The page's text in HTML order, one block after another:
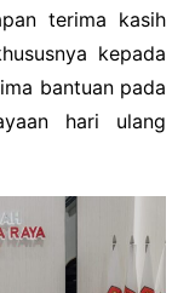
terima kasih
kepada
bantuan pada
hari ulang